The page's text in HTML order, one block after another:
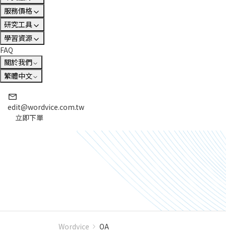
服務價格
研究工具
學習資源
FAQ
關於我們
繁體中文
edit@wordvice.com.tw
立即下單
Wordvice OA